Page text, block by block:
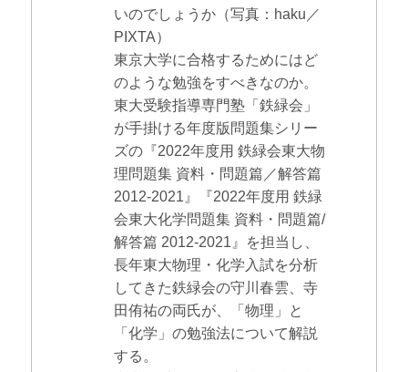
いのでしょうか（写真：haku／
PIXTA）
東京大学に合格するためにはど
のような勉強をすべきなのか。
東大受験指導専門塾「鉄緑会」
が手掛ける年度版問題集シリー
ズの『2022年度用 鉄緑会東大物
理問題集 資料・問題篇／解答篇
2012-2021』『2022年度用 鉄緑
会東大化学問題集 資料・問題篇/
解答篇 2012-2021』を担当し、
長年東大物理・化学入試を分析
してきた鉄緑会の守川春雲、寺
田侑祐の両氏が、「物理」と
「化学」の勉強法について解説
する。